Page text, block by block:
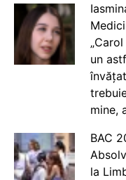
un
mine,
BAC
la